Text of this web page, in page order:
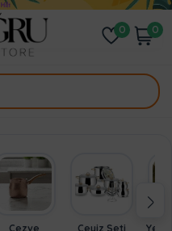
0 0
Cezve Çeyiz Seti